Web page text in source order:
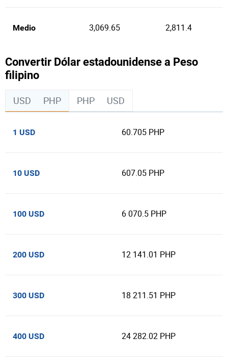
Medio 3,069.65 2,811.4
Convertir Dólar estadounidense a Peso
filipino
USD PHP PHP USD
1 USD 60.705 PHP
10 USD 607.05 PHP
100 USD 6 070.5 PHP
200 USD 12 141.01 PHP
300 USD 18 211.51 PHP
400 USD 24 282.02 PHP